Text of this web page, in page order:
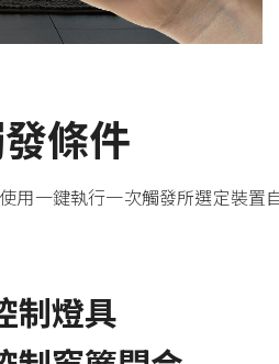
條件
用一鍵執行一次觸發所選定裝
制燈具